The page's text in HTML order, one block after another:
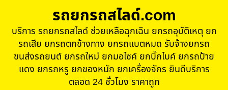
รถยกรถสไลด์.com
บริการ รถยกรถสไลด์ ช่วยเหลือฉุกเฉิน ยกรถอุบัติเหตุ ยก
รถเสีย ยกรถตกข้างทาง ยกรถแบตหมด รับจ้างยกรถ
ขนส่งรถยนต์ ยกรถใหม่ ยกมอไซค์ ยกบิ๊กไบค์ ยกรถป้าย
แดง ยกรถหรู ยกของหนัก ยกเครื่องจักร ยินดีบริการ
ตลอด 24 ชั่วโมง ราคาถูก